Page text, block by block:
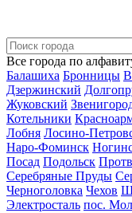
Все города по
Балашиха Бронницы
Дзержинский
Жуковский
Котельники
Лобня Лосино-
Наро-Фоминск
Посад Подольск
Серебряные Пруды
Черноголовка Чехов
Электросталь пос.